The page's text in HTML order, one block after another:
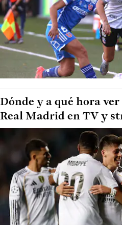
Dónde y a qué hora
Real Madrid en TV y